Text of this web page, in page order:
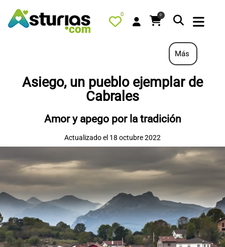
0 0
PORTADA
ALOJAMIENTOS
RESTAURANTES
TURISMO ACTIVO
TIENDA
AGENDA
OFERTAS
CONTACTO
Más
Asiego, un pueblo ejemplar de
Cabrales
Amor y apego por la tradición
Actualizado el 18 octubre 2022